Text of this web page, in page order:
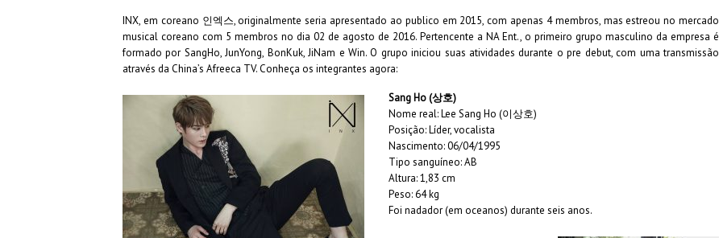
INX, em coreano 인엑스, originalmente seria apresentado ao publico em 2015, com apenas 4 membros, mas estreou no mercado
musical coreano com 5 membros no dia 02 de agosto de 2016. Pertencente a NA Ent., o primeiro grupo masculino da empresa é
formado por SangHo, JunYong, BonKuk, JiNam e Win. O grupo iniciou suas atividades durante o pre debut, com uma transmissão
através da China’s Afreeca TV. Conheça os integrantes agora:
Sang Ho (상호)
Nome real: Lee Sang Ho (이상호)
Posição: Líder, vocalista
Nascimento: 06/04/1995
Tipo sanguíneo: AB
Altura: 1,83 cm
Peso: 64 kg
Foi nadador (em oceanos) durante seis anos.